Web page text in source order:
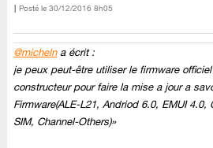
Posté le ‎30/12/2016 8h05
@michelna écrit :
je peux peut-être utiliser le firmware
constructeur pour faire la mise a jour a
Firmware(ALE-L21, Andriod 6.0, EMUI 4.0,
SIM, Channel-Others)»